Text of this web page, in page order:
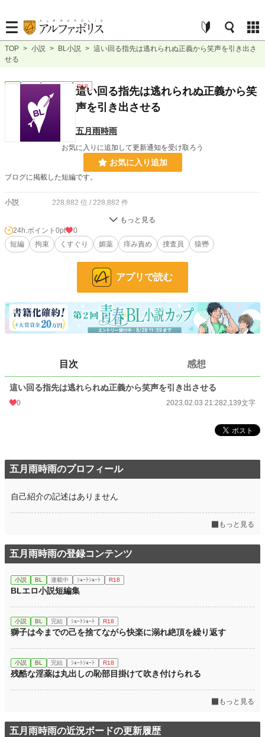
TOP > 小説 > BL小説 > 這い回る指先は逃れられぬ正義から笑声を引き出さ
せる
完結 ｼｮｰﾄｼｮｰﾄ R18
這い回る指先は逃れられぬ正義から笑
声を引き出させる
五月雨時雨
お気に入りに追加して更新通知を受け取ろう
お気に入り追加
ブログに掲載した短編です。
小説 228,882 位 / 228,882 件
31,447 位 / 31,447 件
お気に入り 4
更新日時 2023.02.03 21:28
初回公開日時 2023.02.03 21:28
42 pt (48,661 位)
月間ポイント 161 pt (56,016 位)
24h.ポイント 0pt
0
短編
拘束 くすぐり 媚薬 痒み責め 捜査員 猿轡
アプリで読む
目次 感想
這い回る指先は逃れられぬ正義から笑声を引き出させる
0 2023.02.03 21:282,139文字
五月雨時雨のプロフィール
自己紹介の記述はありません
もっと見る
五月雨時雨の登録コンテンツ
小説 BL 連載中 ｼｮｰﾄｼｮｰﾄ R18
BLエロ小説短編集
小説 BL 完結 ｼｮｰﾄｼｮｰﾄ R18
獅子は今までの己を捨てながら快楽に溺れ絶頂を繰り返す
小説 BL 完結 ｼｮｰﾄｼｮｰﾄ R18
残酷な淫薬は丸出しの恥部目掛けて吹き付けられる
もっと見る
五月雨時雨の近況ボードの更新履歴